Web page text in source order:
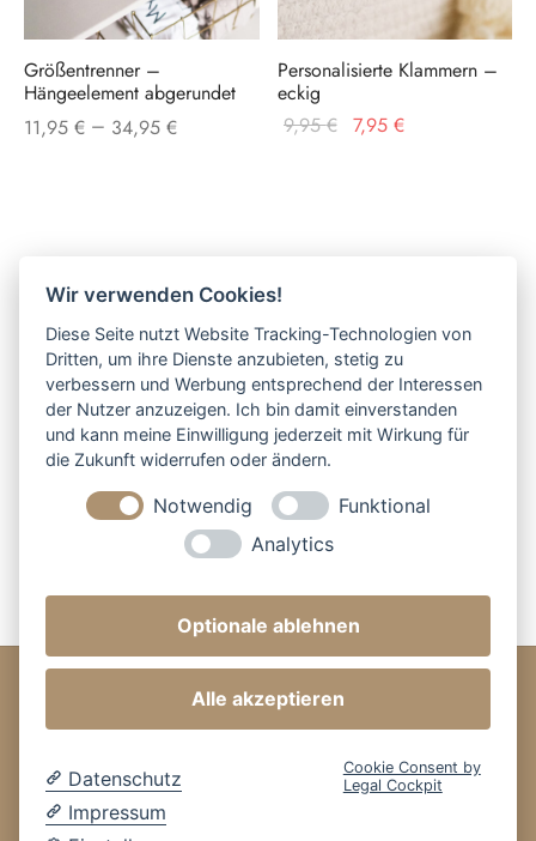
Varianten
auf.
Die
werden
Größentrenner –
Hängeelement abgerundet
11,95 € – 34,95 €
Personalisierte Klammern –
eckig
9,95€ Ursprünglicher
7,95 €
1 2 Next →
BESTELLUNG
ÜBER UNS
Wir verwenden Cookies!
Diese Seite nutzt Website Tracking-Technologien von
Dritten, um ihre Dienste anzubieten, stetig zu
verbessern und Werbung entsprechend der Interessen
der Nutzer anzuzeigen. Ich bin damit einverstanden
und kann meine Einwilligung jederzeit mit Wirkung für
die Zukunft widerrufen oder ändern.
Notwendig
Funktional
Analytics
Optionale ablehnen
Alle akzeptieren
Datenschutz
Impressum
Cookie Consent by
Legal Cockpit